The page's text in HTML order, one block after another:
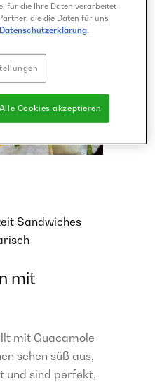
Sandwiches
mit
mit Guacamole
sehen süß aus,
und sind perfekt,
für die Ihre Daten verarbeitet
die die Daten für uns
Datenschutzerklärung.
Alle Cookies akzeptieren